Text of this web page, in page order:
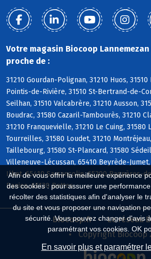
Afin de vous offrir la meilleure expérience
des cookies : pour assurer une
récolter des statistiques afin d'analyser le
du site et vous proposer une navigation
sécurité. Vous pouvez changer d'avis
paramétrant vos cookies. OK
En savoir plus et paramétrer
Votre magasin Biocoop
proche de :
31210 Gourdan-Polignan, 31210 Huos,
Pointis-de-Rivière, 31510 St-Bertrand-de-
Seilhan, 31510 Valcabrère, 31210 Ausson,
Boudrac, 31580 Cazaril-Tambourès, 31210
31210 Franquevielle, 31210 Le Cuing, 31580
Tourreilles, 31580 Loudet, 31210
Taillebourg, 31580 St-Plancard, 31580
Villeneuve-Lécussan, 65410 Beyrède-Jumet,
Ilhet, 65410 Sarrancolin, 65200 Bagnères-
Banios, 65130 Bettes
Biocoop.fr
Le réseau
Copyright Biocoop